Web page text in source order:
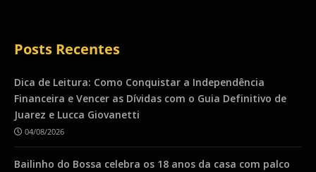
Posts Recentes
Dica de Leitura: Como Conquistar a Independência
Financeira e Vencer as Dívidas com o Guia Definitivo de
Juarez e Lucca Giovanetti
04/08/2026
Bailinho do Bossa celebra os 18 anos da casa com palco